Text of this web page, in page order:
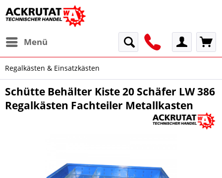
Menü
Regalkästen & Einsatzkästen
Schütte Behälter Kiste 20 Schäfer LW 386
Regalkästen Fachteiler Metallkasten